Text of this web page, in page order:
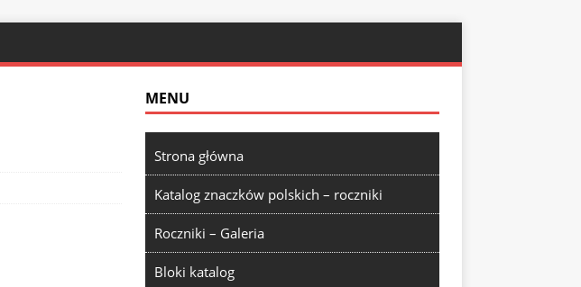
MENU
Strona główna
Katalog znaczków polskich – roczniki
Roczniki – Galeria
Bloki katalog